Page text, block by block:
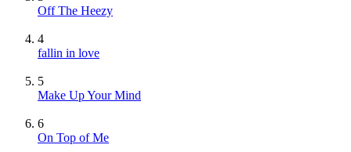
Off The Heezy
4
fallin in love
5
Make Up Your Mind
6
On Top of Me